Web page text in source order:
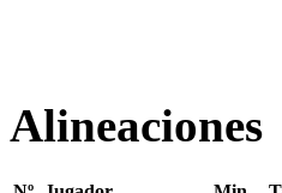
Alineaciones